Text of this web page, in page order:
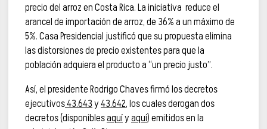
precio del arroz en Costa Rica. La iniciativa reduce el
arancel de importación de arroz, de 36% a un máximo de
5%. Casa Presidencial justificó que su propuesta elimina
las distorsiones de precio existentes para que la
población adquiera el producto a “un precio justo”.
Así, el presidente Rodrigo Chaves firmó los decretos
ejecutivos43.643y43.642, los cuales derogan dos
decretos (disponiblesaquíyaquí) emitidos en la